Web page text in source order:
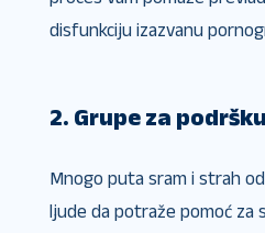
disfunkciju izazvanu
2. Grupe za podršku
Mnogo puta sram i strah
ljude da potraže pomoć za